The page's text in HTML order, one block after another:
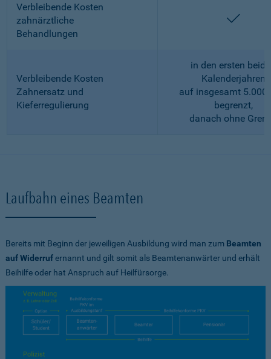
Verbleibende Kosten
zahnärztliche
Behandlungen
Verbleibende Kosten
Zahnersatz und
Kieferregulierung
in den ersten
Kalenderjahren
auf insgesamt 5.000
begrenzt,
danach ohne
Laufbahn eines Beamten
Bereits mit Beginn der jeweiligen Ausbildung wird man zum Beamten
auf Widerrufernannt und gilt somit als Beamtenanwärter und erhält
Beihilfe oder hat Anspruch auf Heilfürsorge.